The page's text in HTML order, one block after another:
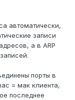
автоматически,
записи
а в ARP
порты в
= мак клиента,
последнее